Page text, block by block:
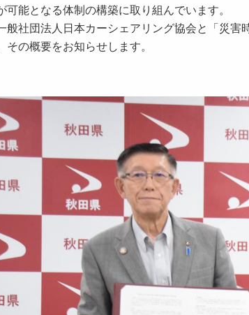
可能となる体制の構築に取り組んでいます。
社団法人日本カーシェアリング協会と「災害
その概要をお知らせします。